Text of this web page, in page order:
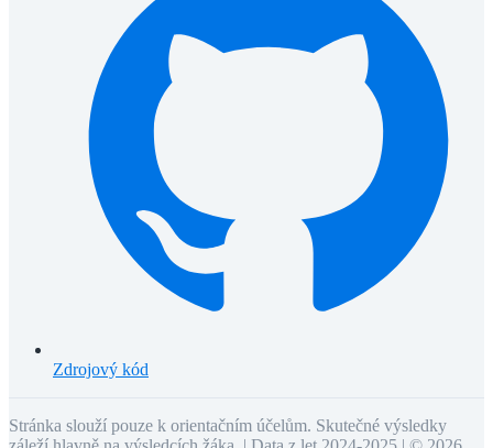
Zdrojový kód
Stránka slouží pouze k orientačním účelům. Skutečné výsledky